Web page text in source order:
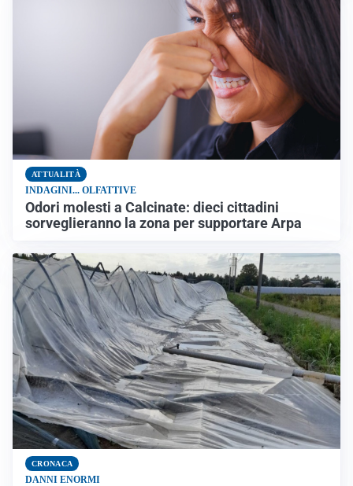
ATTUALITÀ
INDAGINI... OLFATTIVE
Odori molesti a Calcinate: dieci cittadini
sorveglieranno la zona per supportare Arpa
CRONACA
DANNI ENORMI